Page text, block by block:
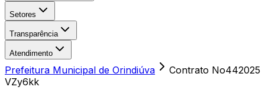
Setores
Transparência
Atendimento
Prefeitura Municipal de Orindiúva
Contrato No442025
VZy6kk